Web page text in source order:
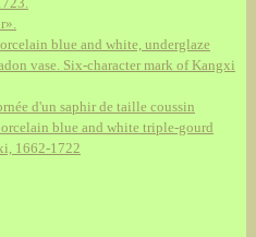
blue and white, underglaze
vase. Six-character mark of Kangxi
d'un saphir de taille coussin
blue and white triple-gourd
1662-1722